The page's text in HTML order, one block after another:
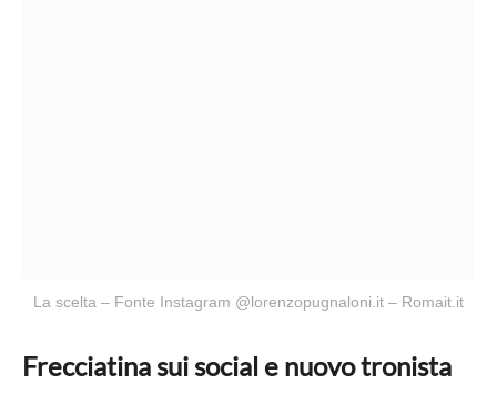
La scelta – Fonte Instagram @lorenzopugnaloni.it – Romait.it
Frecciatina sui social e nuovo tronista